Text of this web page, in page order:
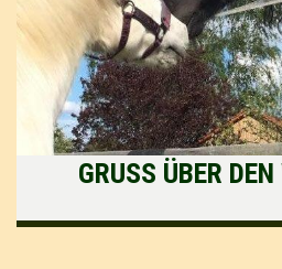
GRUSS ÜBER DEN